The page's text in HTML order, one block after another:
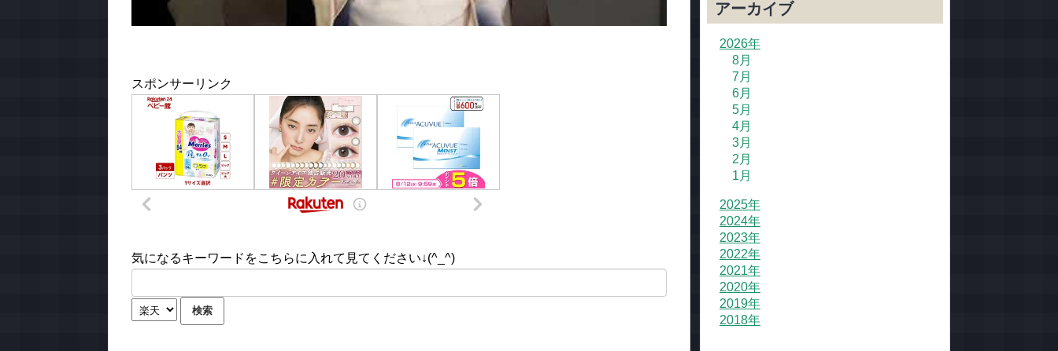
スポンサーリンク
気になるキーワードをこちらに入れて見てください↓(^_^)
アーカイブ
2026年
8月
7月
6月
5月
4月
3月
2月
1月
2025年
2024年
2023年
2022年
2021年
2020年
2019年
2018年